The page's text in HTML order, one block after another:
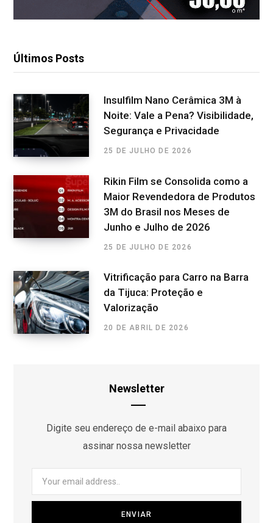
Últimos Posts
Insulfilm Nano Cerâmica 3M à
Noite: Vale a Pena? Visibilidade,
Segurança e Privacidade
25 DE JULHO DE 2026
Rikin Film se Consolida como a
Maior Revendedora de Produtos
3M do Brasil nos Meses de
Junho e Julho de 2026
25 DE JULHO DE 2026
Vitrificação para Carro na Barra
da Tijuca: Proteção e
Valorização
20 DE ABRIL DE 2026
Newsletter
Digite seu endereço de e-mail abaixo para
assinar nossa newsletter